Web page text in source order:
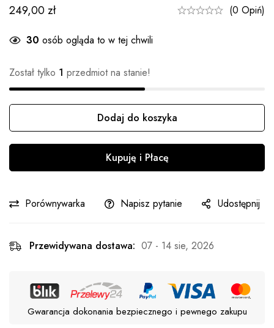
249,00zł (0 Opiń)
30 osób ogląda to w tej chwili
Został tylko 1 przedmiot na stanie!
Ilość
Dodaj do koszyka
Kupuję i Płacę
Porównywarka Napisz pytanie Udostępnij
Przewidywana dostawa: 07 - 14 sie, 2026
Gwarancja dokonania bezpiecznego i pewnego zakupu